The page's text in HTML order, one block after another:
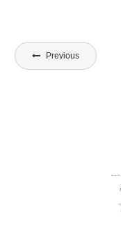
Beitragsnavigation
Previous